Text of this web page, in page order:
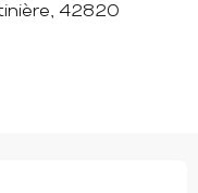
42820